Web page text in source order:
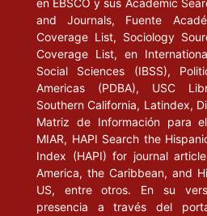
en EBSCO y sus Academic
and Journals, Fuente
Coverage List, Sociology
Coverage List, en
Social Sciences (IBSS),
Americas (PDBA), USC
Southern California, Latindex,
Matriz de Información para
MIAR, HAPI Search the
Index (HAPI) for journal
America, the Caribbean, and
US, entre otros. En su
presencia a través del